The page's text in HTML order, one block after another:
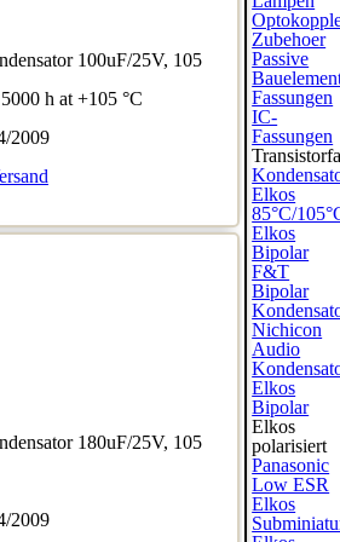
100uF/25V, 105
h at +105 °C
2009
180uF/25V, 105
2009
Zubehoer
Passive
Fassungen
IC-
Fassungen
Elkos
85°C/
Elkos
Bipolar
F&T
Bipolar
Nichicon
Audio
Elkos
Bipolar
Elkos
polarisiert
Panasonic
Low ESR
Elkos